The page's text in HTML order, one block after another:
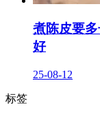
煮陈皮要
好
25-08-12
标签